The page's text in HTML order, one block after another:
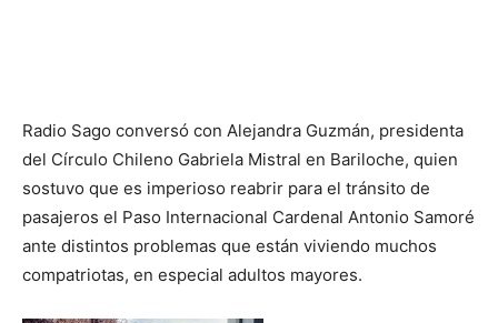
Radio Sago conversó con Alejandra Guzmán, presidenta
del Círculo Chileno Gabriela Mistral en Bariloche, quien
sostuvo que es imperioso reabrir para el tránsito de
pasajeros el Paso Internacional Cardenal Antonio Samoré
ante distintos problemas que están viviendo muchos
compatriotas, en especial adultos mayores.